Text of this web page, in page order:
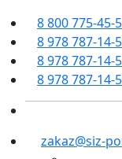
8 800 775-45-
8 978 787-14-
8 978 787-14-
8 978 787-14-
zakaz@siz-